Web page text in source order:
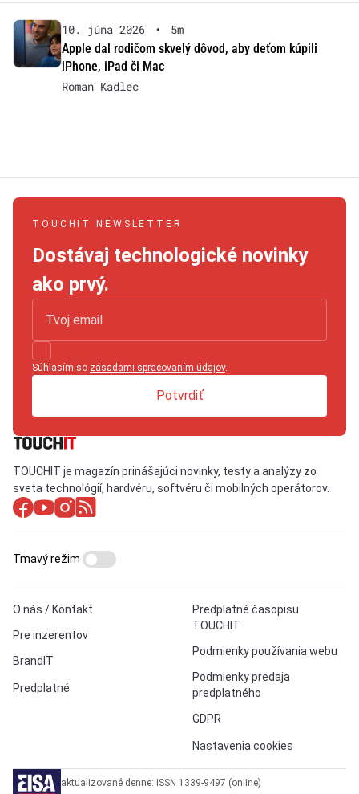
10. júna 2026 •
5m
Apple dal rodičom skvelý dôvod, aby deťom kúpili
iPhone, iPad či Mac
Roman Kadlec
TOUCHIT NEWSLETTER
Dostávaj technologické novinky
ako prvý.
Súhlasím so zásadami spracovaním údajov.
Potvrdiť
TOUCHIT je magazín prinášajúci novinky, testy a analýzy zo
sveta technológií, hardvéru, softvéru či mobilných operátorov.
O nás / Kontakt
Pre inzerentov
BrandIT
Predplatné
Predplatné časopisu
TOUCHIT
Podmienky používania webu
Podmienky predaja
predplatného
GDPR
Nastavenia cookies
Tmavý režim
aktualizované denne: ISSN 1339-9497 (online)